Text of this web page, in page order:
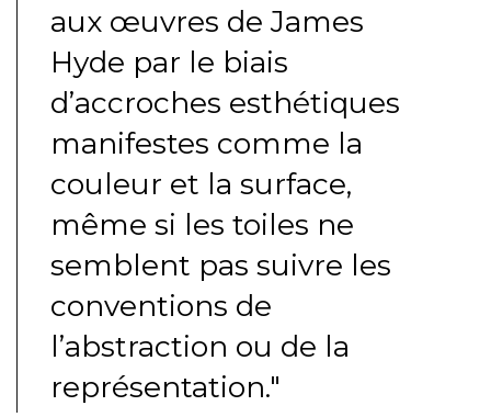
aux œuvres de James
Hyde par le biais
d’accroches esthétiques
manifestes comme la
couleur et la surface,
même si les toiles ne
semblent pas suivre les
conventions de
l’abstraction ou de la
représentation."